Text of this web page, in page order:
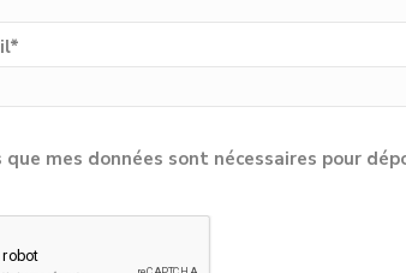
*
que mes données sont nécessaires pour